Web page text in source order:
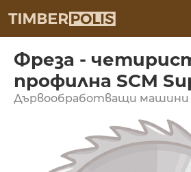
Фреза -
профилна SCM
Дървообработващи машини